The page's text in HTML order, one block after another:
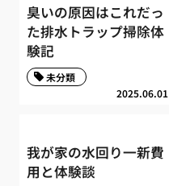
臭いの原因はこれだっ
た排水トラップ掃除体
験記
2025.06.01
未分類
我が家の水回り一新費
用と体験談